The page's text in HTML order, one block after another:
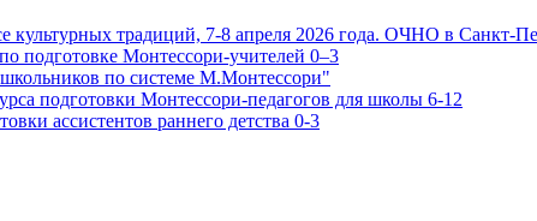
традиций, 7-8 апреля 2026 года. ОЧНО в Санкт-
Монтессори-учителей 0–3
по системе М.Монтессори"
подготовки Монтессори-педагогов для школы 6-12
ассистентов раннего детства 0-3